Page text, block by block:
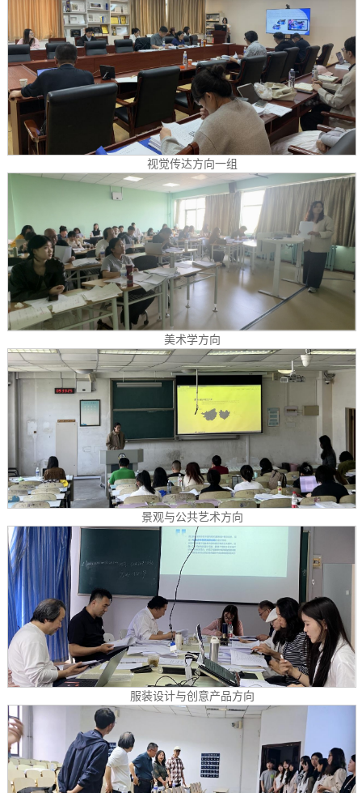
视觉传达方向一组
美术学方向
景观与公共艺术方向
服装设计与创意产品方向